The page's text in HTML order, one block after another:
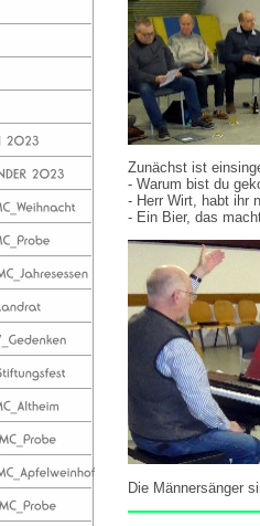
Zunächst ist
- Warum bist du
- Herr Wirt, habt ihr
- Ein Bier, das
Die Männersänger